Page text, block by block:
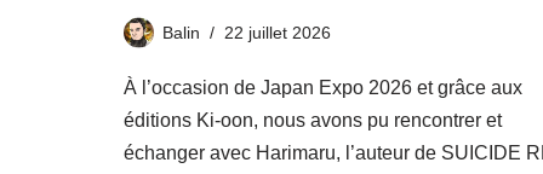
Balin 22 juillet 2026
À l’occasion de Japan Expo 2026 et grâce aux
éditions Ki-oon, nous avons pu rencontrer et
échanger avec Harimaru, l’auteur de SUICIDE